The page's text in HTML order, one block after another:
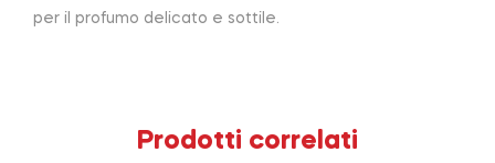
per il profumo delicato e sottile.
Prodotti correlati